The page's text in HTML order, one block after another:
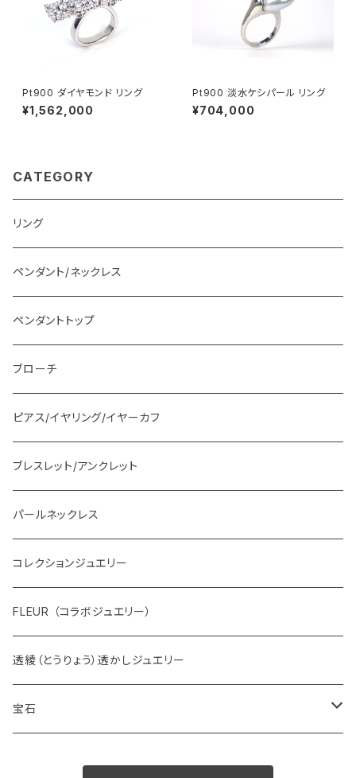
Pt900 ダイヤモンド リング
¥1,562,000
Pt900 淡水ケシパール リング
¥704,000
CATEGORY
リング
ペンダント/ネックレス
ペンダントトップ
ブローチ
ピアス/イヤリング/イヤーカフ
ブレスレット/アンクレット
パールネックレス
コレクションジュエリー
FLEUR （コラボジュエリー）
透綾（とうりょう）透かしジュエリー
宝石